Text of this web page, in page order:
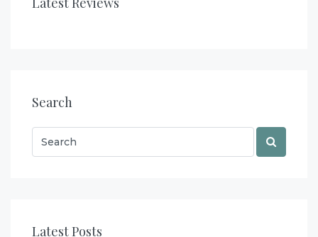
Search
Latest Posts